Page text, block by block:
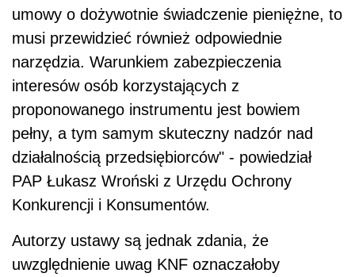
umowy o dożywotnie świadczenie pieniężne, to
musi przewidzieć również odpowiednie
narzędzia. Warunkiem zabezpieczenia
interesów osób korzystających z
proponowanego instrumentu jest bowiem
pełny, a tym samym skuteczny nadzór nad
działalnością przedsiębiorców" - powiedział
PAP Łukasz Wroński z Urzędu Ochrony
Konkurencji i Konsumentów.
Autorzy ustawy są jednak zdania, że
uwzględnienie uwag KNF oznaczałoby